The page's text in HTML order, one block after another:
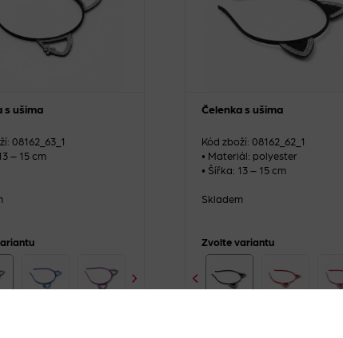
s ušima
08162_63_1
– 15 cm
Čelenka s ušima
Kód zboží: 08162_62_1
• Materiál: polyester
• Šířka: 13 – 15 cm
Skladem
Zvolte variantu